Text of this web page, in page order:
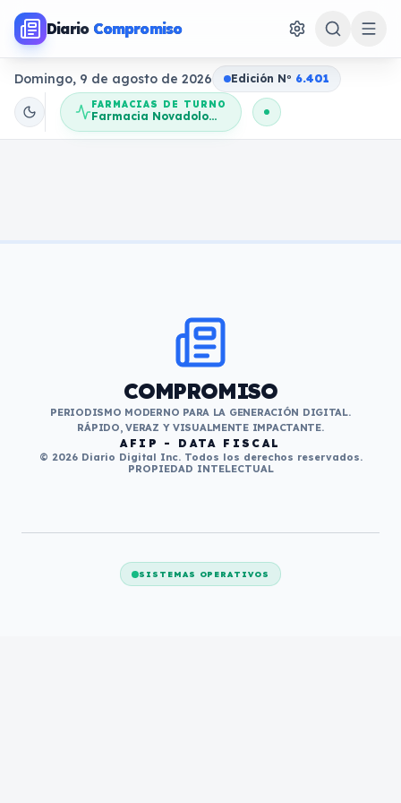
Diario Compromiso
Domingo, 9 de agosto de 2026 Edición No 6.401
FARMACIAS DE TURNO
Farmacia Novadolores
COMPROMISO
PERIODISMO MODERNO PARA LA GENERACIÓN DIGITAL.
RÁPIDO, VERAZ Y VISUALMENTE IMPACTANTE.
AFIP - DATA FISCAL
© 2026 Diario Digital Inc. Todos los derechos reservados.
PROPIEDAD INTELECTUAL
SISTEMAS OPERATIVOS